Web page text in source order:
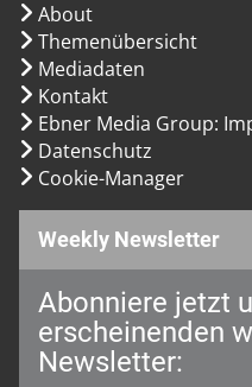
About
Themenübersicht
Mediadaten
Kontakt
Ebner Media Group:
Datenschutz
Cookie-Manager
Weekly Newsletter
Abonniere jetzt
erscheinenden
Newsletter: